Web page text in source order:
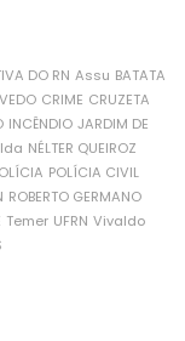
DO RN Assu BATATA
CRIME CRUZETA
INCÊNDIO JARDIM DE
NÉLTER QUEIROZ
POLÍCIA CIVIL
ROBERTO GERMANO
Temer UFRN Vivaldo